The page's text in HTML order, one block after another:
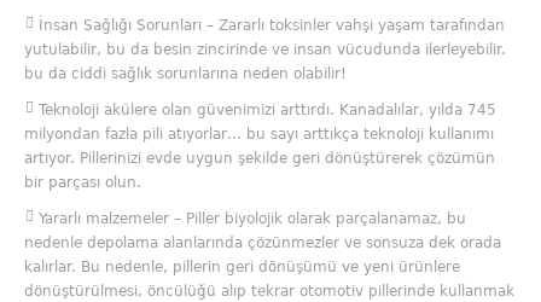
İnsan Sağlığı Sorunları – Zararlı toksinler vahşi yaşam tarafından
yutulabilir, bu da besin zincirinde ve insan vücudunda ilerleyebilir.
bu da ciddi sağlık sorunlarına neden olabilir!
Teknoloji akülere olan güvenimizi arttırdı. Kanadalılar, yılda 745
milyondan fazla pili atıyorlar… bu sayı arttıkça teknoloji kullanımı
artıyor. Pillerinizi evde uygun şekilde geri dönüştürerek çözümün
bir parçası olun.
Yararlı malzemeler – Piller biyolojik olarak parçalanamaz, bu
nedenle depolama alanlarında çözünmezler ve sonsuza dek orada
kalırlar. Bu nedenle, pillerin geri dönüşümü ve yeni ürünlere
dönüştürülmesi, öncülüğü alıp tekrar otomotiv pillerinde kullanmak